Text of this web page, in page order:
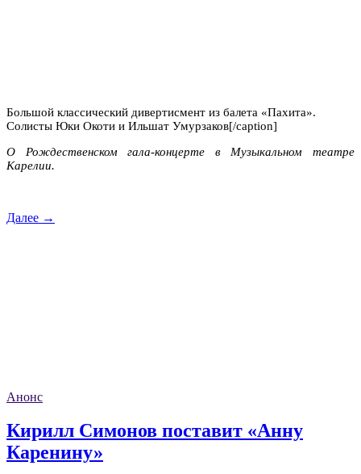
Большой классический дивертисмент из балета «Пахита».
Солисты Юки Окоти и Ильшат Умурзаков[/caption]
О Рождественском гала-концерте в Музыкальном театре
Карелии.
Далее →
Анонс
Кирилл Симонов поставит «Анну
Каренину»